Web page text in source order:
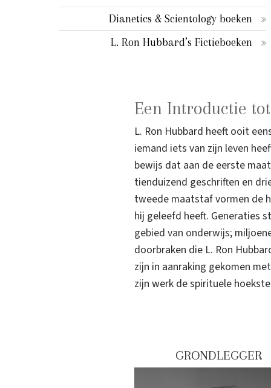
Dianetics & Scientology boeken
L. Ron Hubbard’s Fictieboeken
Een Introductie
L. Ron Hubbard heeft ooit
iemand iets van zijn leven
bewijs dat aan de eerste
tienduizend geschriften en
tweede maatstaf vormen de
hij geleefd heeft. Generaties
gebied van onderwijs;
doorbraken die L. Ron
zijn in aanraking gekomen
zijn werk de spirituele
GRONDLEGGER